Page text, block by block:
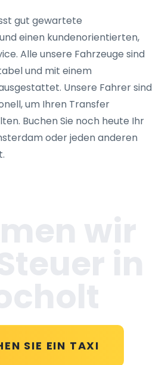
gut gewartete
einen kundenorientierten,
Alle unsere Fahrzeuge sind
und mit einem
Unsere Fahrer sind
um Ihren Transfer
Buchen Sie noch heute Ihr
oder jeden anderen
SIE EIN TAXI